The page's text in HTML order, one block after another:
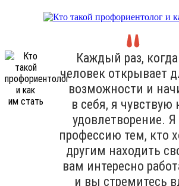
Каждый раз,
человек открывает
возможности и
в себя, я чувствую
удовлетворение. Я
профессию тем, кто
другим находить
вам интересно
и вы стремитесь